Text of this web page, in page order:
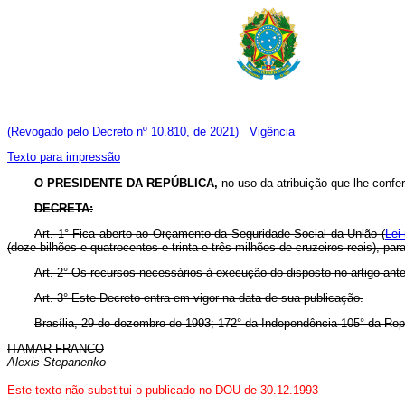
(Revogado pelo Decreto nº 10.810, de 2021)
Vigência
Texto para impressão
O PRESIDENTE DA REPÚBLICA,no uso da atribuição que lhe
DECRETA:
Art. 1° Fica aberto ao Orçamento da Seguridade Social da União (Lei
(doze bilhões e quatrocentos e trinta e três milhões de cruzeiros reais),
Art. 2° Os recursos necessários à execução do disposto no artigo
Art. 3° Este Decreto entra em vigor na data de sua publicação.
Brasília, 29 de dezembro de 1993; 172° da Independência 105° da
ITAMAR FRANCO
Alexis Stepanenko
Este texto não substitui o publicado no DOU de 30.12.1993